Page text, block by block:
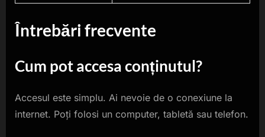
Întrebări frecvente
Cum pot accesa conținutul?
Accesul este simplu. Ai nevoie de o conexiune la
internet. Poți folosi un computer, tabletă sau telefon.